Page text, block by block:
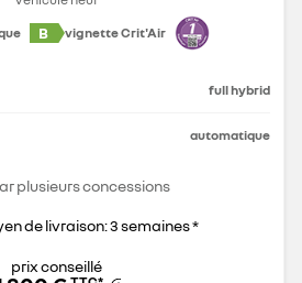
B vignette Crit'Air
full hybrid
automatique
plusieurs concessions
de livraison: 3 semaines *
prix conseillé